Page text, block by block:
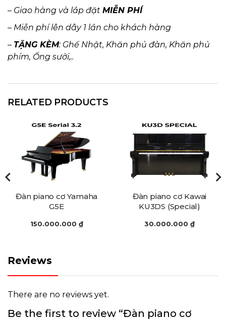
– Giao hàng và lắp đặt MIỄN PHÍ
– Miễn phí lên dây 1 lần cho khách hàng
– TẶNG KÈM: Ghế Nhật, Khăn phủ đàn, Khăn phủ
phím, Ống sưởi,..
RELATED PRODUCTS
Đàn piano cơ Kawai
KU3DS (Special)
30.000.000 ₫
Đàn piano cơ Kreutzer
K3
20.000.000 ₫
Reviews
There are no reviews yet.
Be the first to review “Đàn piano cơ